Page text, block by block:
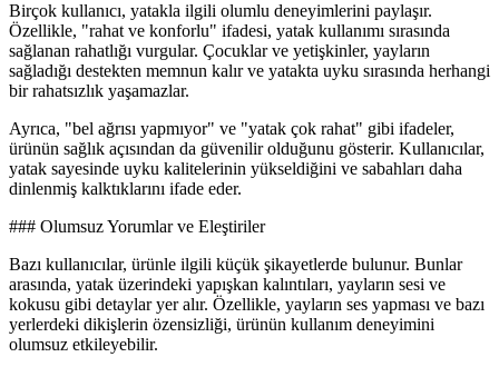
Birçok kullanıcı, yatakla ilgili olumlu deneyimlerini paylaşır.
Özellikle, "rahat ve konforlu" ifadesi, yatak kullanımı sırasında
sağlanan rahatlığı vurgular. Çocuklar ve yetişkinler, yayların
sağladığı destekten memnun kalır ve yatakta uyku sırasında herhangi
bir rahatsızlık yaşamazlar.
Ayrıca, "bel ağrısı yapmıyor" ve "yatak çok rahat" gibi ifadeler,
ürünün sağlık açısından da güvenilir olduğunu gösterir. Kullanıcılar,
yatak sayesinde uyku kalitelerinin yükseldiğini ve sabahları daha
dinlenmiş kalktıklarını ifade eder.
### Olumsuz Yorumlar ve Eleştiriler
Bazı kullanıcılar, ürünle ilgili küçük şikayetlerde bulunur. Bunlar
arasında, yatak üzerindeki yapışkan kalıntıları, yayların sesi ve
kokusu gibi detaylar yer alır. Özellikle, yayların ses yapması ve bazı
yerlerdeki dikişlerin özensizliği, ürünün kullanım deneyimini
olumsuz etkileyebilir.